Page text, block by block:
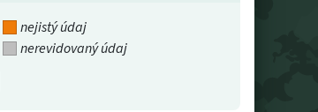
nejistý údaj
nerevidovaný údaj